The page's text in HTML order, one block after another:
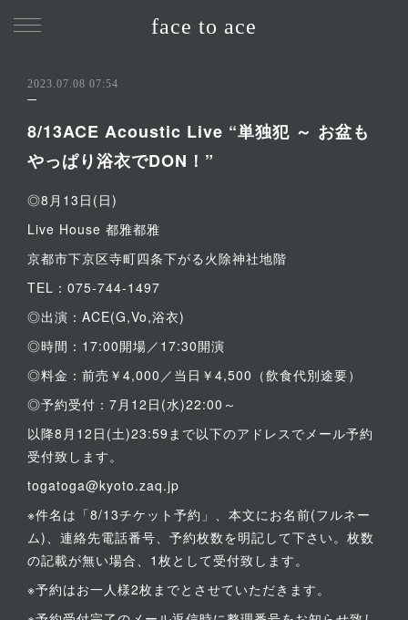
face to ace
2023.07.08 07:54
8/13ACE Acoustic Live “単独犯 ～ お盆も
やっぱり浴衣でDON！”
◎8月13日(日)
Live House 都雅都雅
京都市下京区寺町四条下がる火除神社地階
TEL：075-744-1497
◎出演：ACE(G,Vo,浴衣)
◎時間：17:00開場／17:30開演
◎料金：前売￥4,000／当日￥4,500（飲食代別途要）
◎予約受付：7月12日(水)22:00～
以降8月12日(土)23:59まで以下のアドレスでメール予約
受付致します。
togatoga@kyoto.zaq.jp
※件名は「8/13チケット予約」、本文にお名前(フルネー
ム)、連絡先電話番号、予約枚数を明記して下さい。枚数
の記載が無い場合、1枚として受付致します。
※予約はお一人様2枚までとさせていただきます。